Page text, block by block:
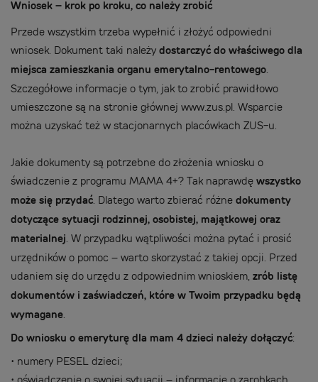
Wniosek – krok po kroku, co należy zrobić
Przede wszystkim trzeba wypełnić i złożyć odpowiedni
wniosek. Dokument taki należy dostarczyć do właściwego dla
miejsca zamieszkania organu emerytalno-rentowego.
Szczegółowe informacje o tym, jak to zrobić prawidłowo
umieszczone są na stronie głównej www.zus.pl. Wsparcie
można uzyskać też w stacjonarnych placówkach ZUS-u.
Jakie dokumenty są potrzebne do złożenia wniosku o
świadczenie z programu MAMA 4+? Tak naprawdę wszystko
może się przydać. Dlatego warto zbierać różne dokumenty
dotyczące sytuacji rodzinnej, osobistej, majątkowej oraz
materialnej. W przypadku wątpliwości można pytać i prosić
urzędników o pomoc – warto skorzystać z takiej opcji. Przed
udaniem się do urzędu z odpowiednim wnioskiem, zrób listę
dokumentów i zaświadczeń, które w Twoim przypadku będą
wymagane.
Do wniosku o emeryturę dla mam 4 dzieci należy dołączyć:
• numery PESEL dzieci;